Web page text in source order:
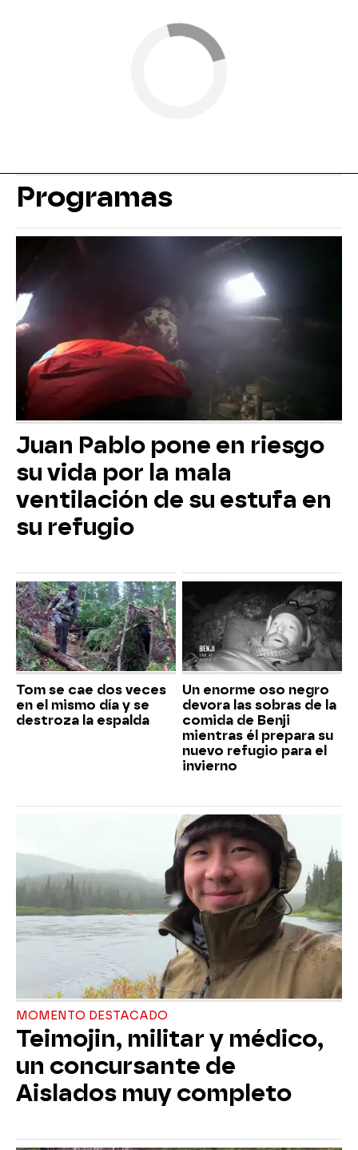
Programas
Juan Pablo pone en riesgo
su vida por la mala
ventilación de su estufa en
su refugio
Tom se cae dos veces
en el mismo día y se
destroza la espalda
Un enorme oso negro
devora las sobras de la
comida de Benji
mientras él prepara su
nuevo refugio para el
invierno
MOMENTO DESTACADO
Teimojin, militar y médico,
un concursante de
Aislados muy completo